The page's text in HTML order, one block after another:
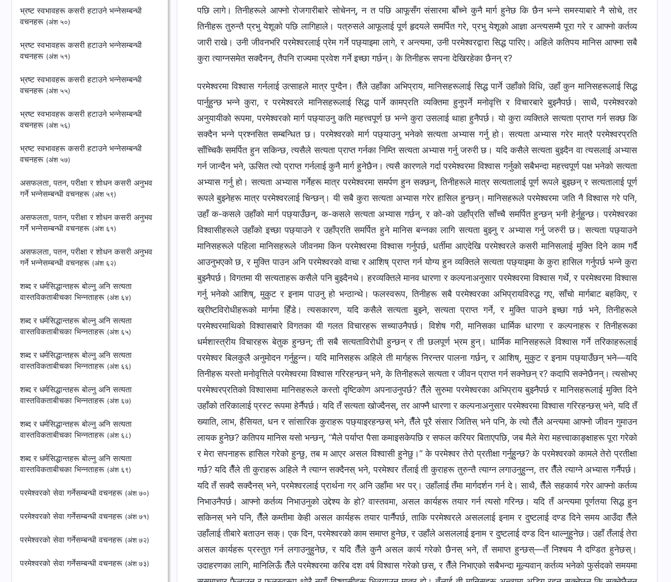
भ्रष्ट स्वभावहरू कसरी हटाउने भन्‍नेसम्बन्धी
वचनहरू (अंश ५०)
भ्रष्ट स्वभावहरू कसरी हटाउने भन्‍नेसम्बन्धी
वचनहरू (अंश ५१)
भ्रष्ट स्वभावहरू कसरी हटाउने भन्‍नेसम्बन्धी
वचनहरू (अंश ५५)
भ्रष्ट स्वभावहरू कसरी हटाउने भन्‍नेसम्बन्धी
वचनहरू (अंश ५६)
भ्रष्ट स्वभावहरू कसरी हटाउने भन्‍नेसम्बन्धी
वचनहरू (अंश ५७)
असफलता, पतन, परीक्षा र शोधन कसरी अनुभव
गर्ने भन्‍नेसम्बन्धी वचनहरू (अंश ५९)
असफलता, पतन, परीक्षा र शोधन कसरी अनुभव
गर्ने भन्‍नेसम्बन्धी वचनहरू (अंश ६१)
असफलता, पतन, परीक्षा र शोधन कसरी अनुभव
गर्ने भन्‍नेसम्बन्धी वचनहरू (अंश ६२)
शब्द र धर्मसिद्धान्तहरू बोल्नु अनि सत्यता
वास्तविकताबीचका भिन्‍नताहरू (अंश ६४)
शब्द र धर्मसिद्धान्तहरू बोल्नु अनि सत्यता
वास्तविकताबीचका भिन्‍नताहरू (अंश ६५)
शब्द र धर्मसिद्धान्तहरू बोल्नु अनि सत्यता
वास्तविकताबीचका भिन्‍नताहरू (अंश ६६)
शब्द र धर्मसिद्धान्तहरू बोल्नु अनि सत्यता
वास्तविकताबीचका भिन्‍नताहरू (अंश ६७)
शब्द र धर्मसिद्धान्तहरू बोल्नु अनि सत्यता
वास्तविकताबीचका भिन्‍नताहरू (अंश ६८)
शब्द र धर्मसिद्धान्तहरू बोल्नु अनि सत्यता
वास्तविकताबीचका भिन्‍नताहरू (अंश ६९)
परमेश्‍वरको सेवा गर्नेसम्बन्धी वचनहरू (अंश ७०)
परमेश्‍वरको सेवा गर्नेसम्बन्धी वचनहरू (अंश ७१)
परमेश्‍वरको सेवा गर्नेसम्बन्धी वचनहरू (अंश ७२)
परमेश्‍वरको सेवा गर्नेसम्बन्धी वचनहरू (अंश ७३)
पछि लागे। तिनीहरूले आफ्नो रोजगारीबारे सोचेनन्, न त पछि आफूसँग संसारमा बाँच्ने कुनै मार्ग हुनेछ कि छैन भन्‍ने समस्याबारे नै सोचे, तर
तिनीहरू तुरुन्तै प्रभु येशूको पछि लागिहाले। पत्रुसले आफूलाई पूर्ण हृदयले समर्पित गरे, प्रभु येशूको आज्ञा अन्त्यसम्मै पूरा गरे र आफ्नो कर्तव्य
जारी राखे। उनी जीवनभरि परमेश्‍वरलाई प्रेम गर्ने पछ्याइमा लागे, र अन्त्यमा, उनी परमेश्‍वरद्वारा सिद्ध पारिए। अहिले कतिपय मानिस आफ्ना सबै
कुरा त्याग्नसमेत सक्दैनन्, तैपनि राज्यमा प्रवेश गर्ने इच्छा गर्छन्। के तिनीहरू सपना देखिरहेका छैनन् र?
परमेश्‍वरमा विश्‍वास गर्नलाई उत्साहले मात्र पुग्दैन। तैँले उहाँका अभिप्राय, मानिसहरूलाई सिद्ध पार्ने उहाँको विधि, उहाँ कुन मानिसहरूलाई सिद्ध
पार्नुहुन्छ भन्‍ने कुरा, र परमेश्‍वरले मानिसहरूलाई सिद्ध पार्ने कामप्रति व्यक्तिमा हुनुपर्ने मनोवृत्ति र विचारबारे बुझ्नैपर्छ। साथै, परमेश्‍वरको
अनुयायीको रूपमा, परमेश्‍वरको मार्ग पछ्याउनु कति महत्त्वपूर्ण छ भन्‍ने कुरा उसलाई थाहा हुनैपर्छ। यो कुरा व्यक्तिले सत्यता प्राप्त गर्न सक्छ कि
सक्दैन भन्‍ने प्रश्नसित सम्बन्धित छ। परमेश्‍वरको मार्ग पछ्याउनु भनेको सत्यता अभ्यास गर्नु हो। सत्यता अभ्यास गरेर मात्रै परमेश्‍वरप्रति
साँच्चिकै समर्पित हुन सकिन्छ, त्यसैले सत्यता प्राप्त गर्नका निम्ति सत्यता अभ्यास गर्नु जरुरी छ। यदि कसैले सत्यता बुझ्दैन वा त्यसलाई अभ्यास
गर्न जान्दैन भने, ऊसित त्यो प्राप्त गर्नलाई कुनै मार्ग हुनेछैन। त्यसै कारणले गर्दा परमेश्‍वरमा विश्‍वास गर्नुको सबैभन्दा महत्त्वपूर्ण पक्ष भनेको सत्यता
अभ्यास गर्नु हो। सत्यता अभ्यास गर्नेहरू मात्र परमेश्‍वरमा समर्पण हुन सक्छन्, तिनीहरूले मात्र सत्यतालाई पूर्ण रूपले बुझ्छन् र सत्यतालाई पूर्ण
रूपले बुझ्नेहरू मात्र परमेश्‍वरलाई चिन्छन्। यी सबै कुरा सत्यता अभ्यास गरेर हासिल हुन्छन्। मानिसहरूले परमेश्‍वरमा जति नै विश्‍वास गरे पनि,
उहाँ क-कसले उहाँको मार्ग पछ्याउँछन्, क-कसले सत्यता अभ्यास गर्छन्, र को-को उहाँप्रति साँच्चै समर्पित हुन्छन् भनी हेर्नुहुन्छ। परमेश्‍वरका
विश्‍वासीहरूले उहाँको इच्छा पछ्याउने र उहाँप्रति समर्पित हुने मानिस बन्‍नका लागि सत्यता बुझ्नु र अभ्यास गर्नु जरुरी छ। सत्यता पछ्याउने
मानिसहरूले पहिला मानिसहरूले जीवनमा किन परमेश्‍वरमा विश्‍वास गर्नुपर्छ, धर्तीमा आएदेखि परमेश्‍वरले कसरी मानिसलाई मुक्ति दिने काम गर्दै
आउनुभएको छ, र मुक्ति पाउन अनि परमेश्‍वरको वाचा र आशिष् प्राप्त गर्न योग्य हुन व्यक्तिले सत्यता पछ्याइमा के कुरा हासिल गर्नुपर्छ भन्‍ने कुरा
बुझ्नैपर्छ। विगतमा यी सत्यताहरू कसैले पनि बुझ्दैनथे। हरव्यक्तिले मानव धारणा र कल्पनाअनुसार परमेश्‍वरमा विश्‍वास गर्थे, र परमेश्‍वरमा विश्‍वास
गर्नु भनेको आशिष्, मुकुट र इनाम पाउनु हो भन्ठान्थे। फलस्वरूप, तिनीहरू सबै परमेश्‍वरका अभिप्रायविरुद्ध गए, साँचो मार्गबाट बहकिए, र
ख्रीष्टविरोधीहरूको मार्गमा हिँडे। त्यसकारण, यदि कसैले सत्यता बुझ्ने, सत्यता प्राप्त गर्ने, र मुक्ति पाउने इच्छा गर्छ भने, तिनीहरूले
परमेश्‍वरमाथिको विश्‍वासबारे विगतका यी गलत विचारहरू सच्याउनैपर्छ। विशेष गरी, मानिसका धार्मिक धारणा र कल्पनाहरू र तिनीहरूका
धर्मशास्त्रीय विचारहरू बेतुक हुन्छन्; ती सबै सत्यताविरोधी हुन्छन् र ती छलपूर्ण भ्रम हुन्। धार्मिक मानिसहरूले विश्‍वास गर्ने तरिकाहरूलाई
परमेश्‍वर बिलकुलै अनुमोदन गर्नुहुन्‍न। यदि मानिसहरू अहिले ती मार्गहरू निरन्तर पालना गर्छन्, र आशिष्, मुकुट र इनाम पछ्याउँछन् भने—यदि
तिनीहरू यस्तो मनोवृत्तिले परमेश्‍वरमा विश्‍वास गरिरहन्छन् भने, के तिनीहरूले सत्यता र जीवन प्राप्त गर्न सक्नेछन् र? कदापि सक्नेछैनन्। त्यसोभए
परमेश्‍वरप्रतिको विश्‍वासमा मानिसहरूले कस्तो दृष्टिकोण अपनाउनुपर्छ? तैँले सुरुमा परमेश्‍वरका अभिप्राय बुझ्नैपर्छ र मानिसहरूलाई मुक्ति दिने
उहाँको तरिकालाई प्रस्ट रूपमा हेर्नैपर्छ। यदि तँ सत्यता खोज्दैनस्, तर आफ्नै धारणा र कल्पनाअनुसार परमेश्‍वरमा विश्‍वास गरिरहन्छस् भने, यदि तँ
ख्याति, लाभ, हैसियत, धन र सांसारिक कुराहरू पछ्याइरहन्छस् भने, तैँले पूरै संसार जितिस् भने पनि, के त्यो तैँले अन्त्यमा आफ्नो जीवन गुमाउन
लायक हुनेछ? कतिपय मानिस यसो भन्छन्, “मैले पर्याप्त पैसा कमाइसकेपछि र सफल करियर बिताएपछि, जब मैले मेरा महत्त्वाकाङ्क्षाहरू पूरा गरेको
र मेरा सपनाहरू हासिल गरेको हुन्छु, तब म आएर असल विश्‍वासी हुनेछु।” के परमेश्‍वर तेरो प्रतीक्षा गर्नुहुन्छ? के परमेश्‍वरको कामले तेरो प्रतीक्षा
गर्छ? यदि तैँले ती कुराहरू अहिले नै त्याग्न सक्दैनस् भने, परमेश्‍वर तँलाई ती कुराहरू तुरुन्तै त्याग्न लगाउनुहुन्‍न, तर तैँले त्याग्ने अभ्यास गर्नैपर्छ।
यदि तँ सक्दै सक्दैनस् भने, परमेश्‍वरलाई प्रार्थना गर् अनि उहाँमा भर पर्। उहाँलाई तँमा मार्गदर्शन गर्न दे। साथै, तैँले सहकार्य गरेर आफ्नो कर्तव्य
निभाउनैपर्छ। आफ्नो कर्तव्य निभाउनुको उद्देश्य के हो? वास्तवमा, असल कार्यहरू तयार गर्न त्यसो गरिन्छ। यदि तँ अन्त्यमा पूर्णतया सिद्ध हुन
सकिनस् भने पनि, तैँले कम्तीमा केही असल कार्यहरू तयार पार्नैपर्छ, ताकि परमेश्‍वरले असललाई इनाम र दुष्टलाई दण्ड दिने समय आउँदा तैँले
उहाँलाई तीबारे बताउन सक्। एक दिन, परमेश्‍वरको काम समाप्त हुनेछ, र उहाँले असललाई इनाम र दुष्टलाई दण्ड दिन थाल्नुहुनेछ। उहाँ तँलाई तेरा
असल कार्यहरू प्रस्तुत गर्न लगाउनुहुनेछ, र यदि तैँले कुनै असल कार्य गरेको छैनस् भने, तँ समाप्त हुन्छस्—तँ निश्चय नै दण्डित हुनेछस्।
उदाहरणका लागि, मानिलिऊँ तैँले परमेश्‍वरमा करिब दश वर्ष विश्‍वास गरेको छस्, र तैँले निभाएको सबैभन्दा मूल्यवान् कर्तव्य भनेको फुर्सदको समयमा